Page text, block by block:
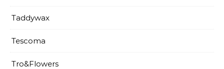
Taddywax
Tescoma
Tro&Flowers